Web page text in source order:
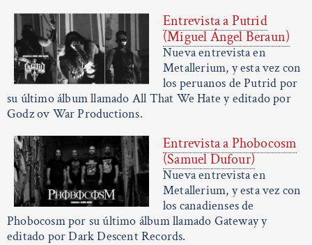
Entrevista a Putrid
(Miguel Ángel Beraun)
Nueva entrevista en
Metallerium, y esta vez con
los peruanos de Putrid por
su último álbum llamado All That We Hate y editado por
Godz ov War Productions.
Entrevista a Phobocosm
(Samuel Dufour)
Nueva entrevista en
Metallerium, y esta vez con
los canadienses de
Phobocosm por su último álbum llamado Gateway y
editado por Dark Descent Records.